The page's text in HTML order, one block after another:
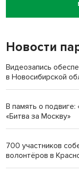
Новосибирский суд
пенсионерки на
«Мы живём на
терроризируют
Инвалид получил
Новосибирский
Обновлённое
Новости
Видеозапись
в Новосибирской
В память о
«Битва за Москву»
700 участников
волонтёров в